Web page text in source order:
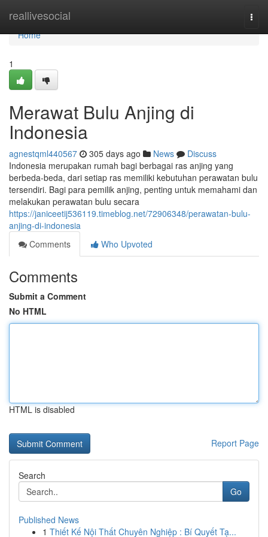
reallivesocial
Home
Home
1
Merawat Bulu Anjing di
Indonesia
agnestqml440567 305 days ago News
Discuss
Indonesia merupakan rumah bagi berbagai ras anjing yang
berbeda-beda, dari setiap ras memiliki kebutuhan perawatan bulu
tersendiri. Bagi para pemilik anjing, penting untuk memahami dan
melakukan perawatan bulu secara
https://janiceetij536119.timeblog.net/72906348/perawatan-bulu-
anjing-di-indonesia
Comments
Who Upvoted
Comments
Submit a Comment
No HTML
HTML is disabled
Report Page
Search
Go
Published News
1 Thiết Kế Nội Thất Chuyên Nghiệp : Bí Quyết Tạ...